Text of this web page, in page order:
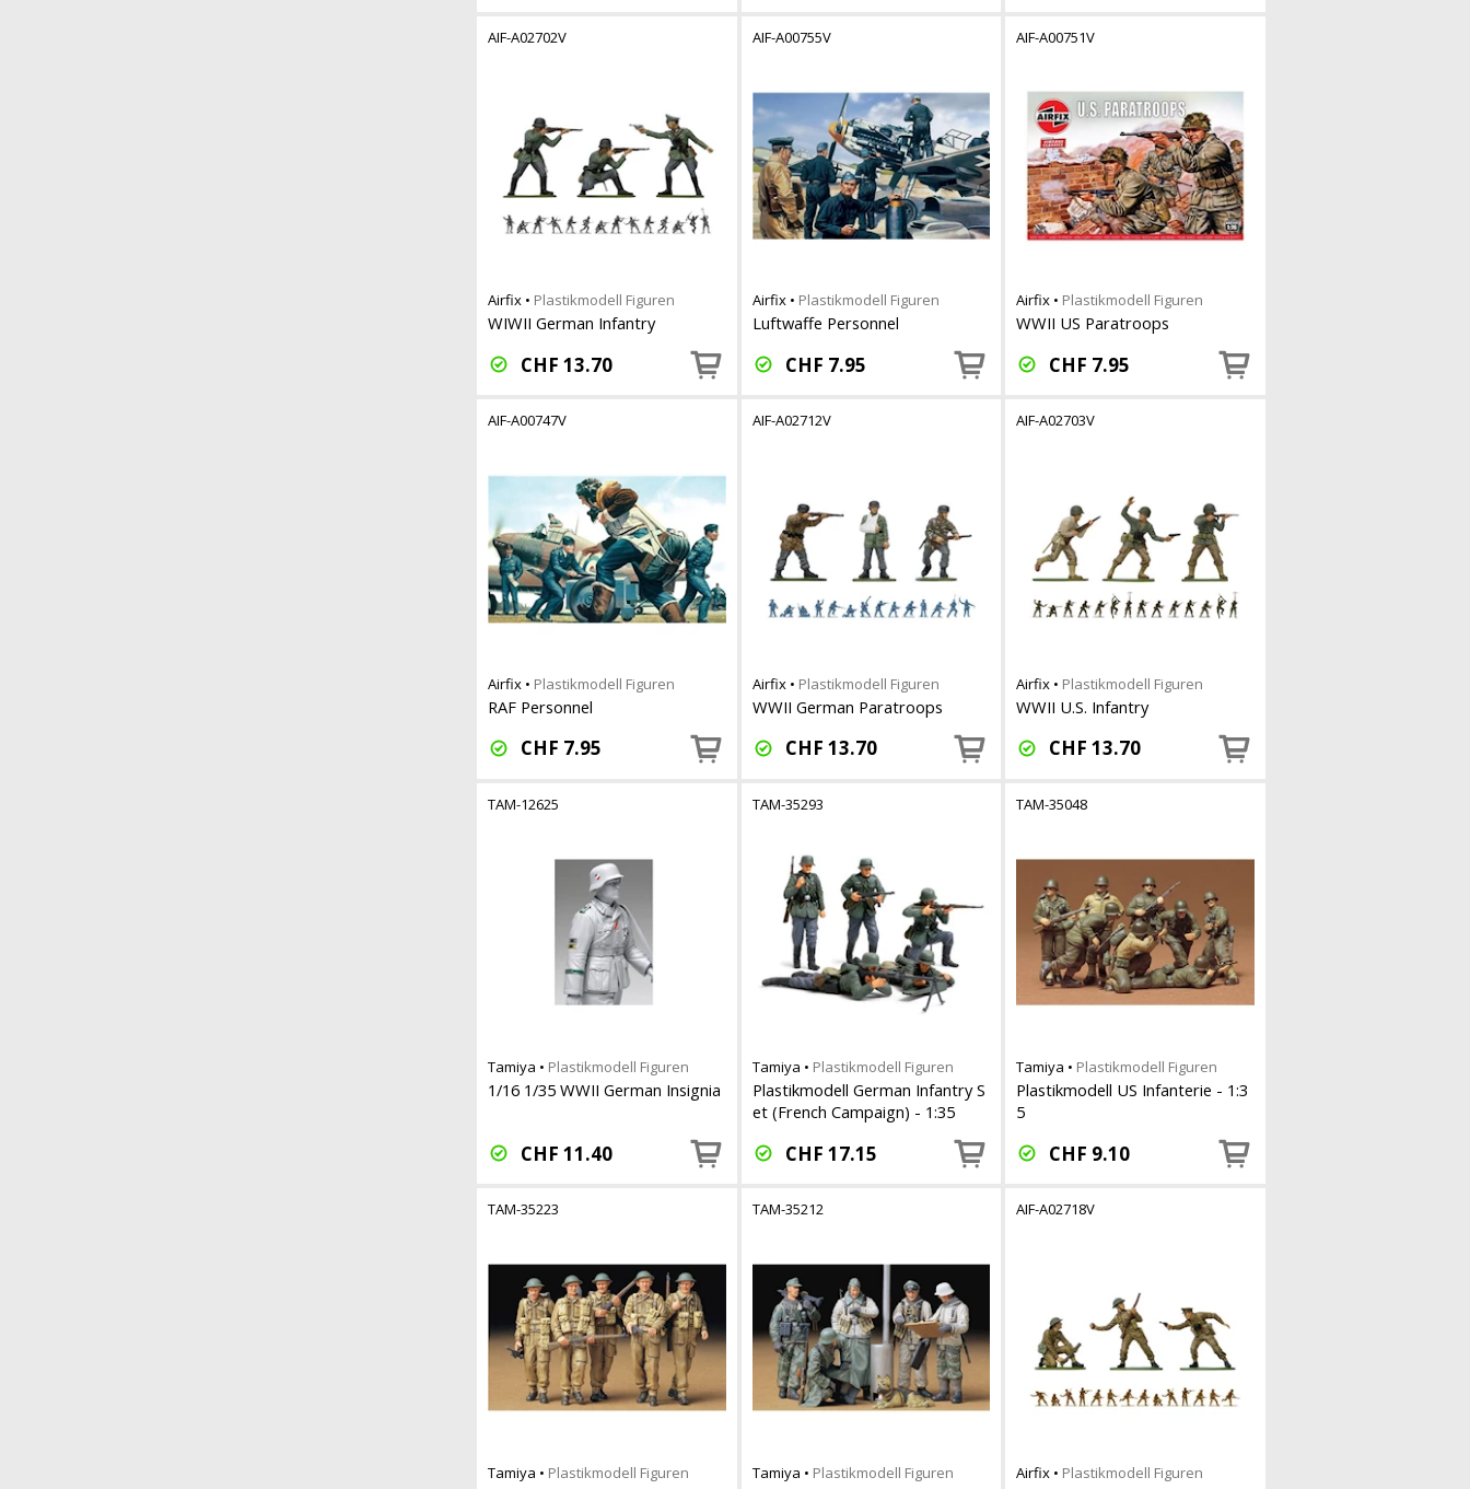
AIF-A02702V
Airfix • Plastikmodell Figuren
WIWII German Infantry
CHF 13.70
AIF-A00755V
Airfix• Plastikmodell Figuren
Luftwaffe Personnel
CHF 7.95
AIF-A00751V
Airfix • Plastikmodell Figuren
WWII US Paratroops
CHF 7.95
AIF-A00747V
Airfix • Plastikmodell Figuren
RAF Personnel
CHF 7.95
AIF-A02712V
Airfix• Plastikmodell Figuren
WWII German Paratroops
CHF 13.70
AIF-A02703V
Airfix • Plastikmodell Figuren
WWII U.S. Infantry
CHF 13.70
TAM-12625
Tamiya • Plastikmodell Figuren
1/16 1/35 WWII German Insignia
CHF 11.40
TAM-35293
Tamiya • Plastikmodell Figuren
Plastikmodell German Infantry S
et (French Campaign) - 1:35
CHF 17.15
TAM-35048
Tamiya • Plastikmodell Figuren
Plastikmodell US Infanterie - 1:3
5
CHF 9.10
TAM-35223
Tamiya • Plastikmodell Figuren
TAM-35212
Tamiya • Plastikmodell Figuren
AIF-A02718V
Airfix • Plastikmodell Figuren